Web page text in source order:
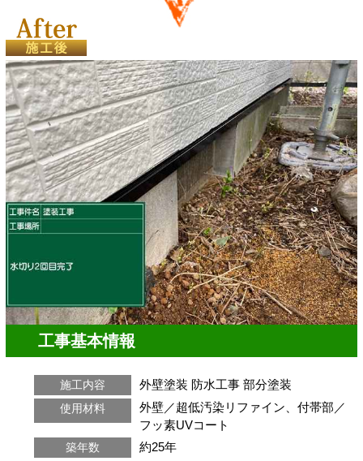
工事基本情報
施工内容 外壁塗装 防水工事 部分塗装
使用材料
外壁／超低汚染リファイン、付帯部／
フッ素UVコート
築年数 約25年